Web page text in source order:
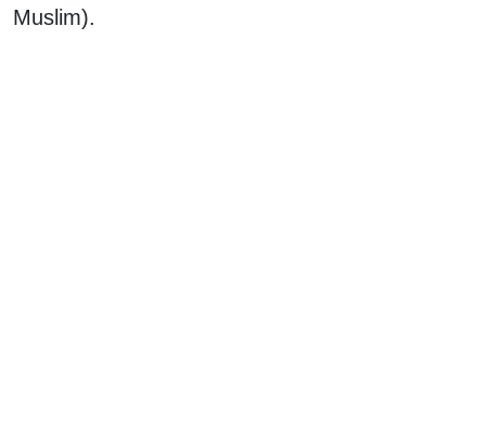
Muslim).